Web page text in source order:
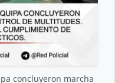
concluyeron marcha